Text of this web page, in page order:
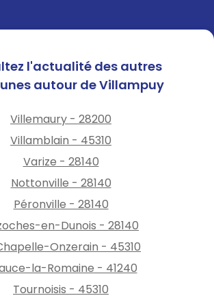
l'actualité des autres
autour de Villampuy
Villemaury - 28200
Villamblain - 45310
Varize - 28140
Nottonville - 28140
Péronville - 28140
en-Dunois - 28140
Onzerain - 45310
la-Romaine - 41240
Tournoisis - 45310